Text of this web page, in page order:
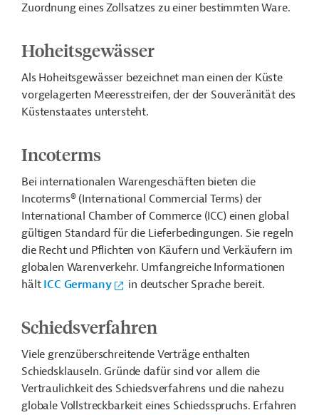
Zuordnung eines Zollsatzes zu einer bestimmten Ware.
Hoheitsgewässer
Als Hoheitsgewässer bezeichnet man einen der Küste
vorgelagerten Meeresstreifen, der der Souveränität des
Küstenstaates untersteht.
Incoterms
Bei internationalen Warengeschäften bieten die
Incoterms® (International Commercial Terms) der
International Chamber of Commerce (ICC) einen global
gültigen Standard für die Lieferbedingungen. Sie regeln
die Recht und Pflichten von Käufern und Verkäufern im
globalen Warenverkehr. Umfangreiche Informationen
hält ICC Germany in deutscher Sprache bereit.
Schiedsverfahren
Viele grenzüberschreitende Verträge enthalten
Schiedsklauseln. Gründe dafür sind vor allem die
Vertraulichkeit des Schiedsverfahrens und die nahezu
globale Vollstreckbarkeit eines Schiedsspruchs. Erfahren